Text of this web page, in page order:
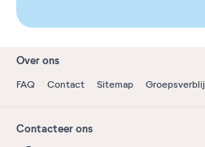
Over ons
FAQ Contact Sitemap
Contacteer ons